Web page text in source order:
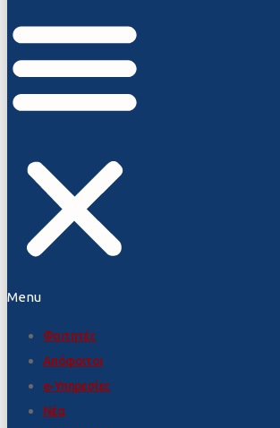
Menu
Φοιτητές
Απόφοιτοι
e-Υπηρεσίες
Νέα